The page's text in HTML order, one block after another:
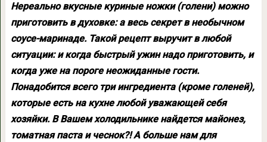
Нереально вкусные куриные ножки (голени) можно
приготовить в духовке: а весь секрет в необычном
соусе-маринаде. Такой рецепт выручит в любой
ситуации: и когда быстрый ужин надо приготовить, и
когда уже на пороге неожиданные гости.
Понадобится всего три ингредиента (кроме голеней),
которые есть на кухне любой уважающей себя
хозяйки. В Вашем холодильнике найдется майонез,
томатная паста и чеснок?! А больше нам для